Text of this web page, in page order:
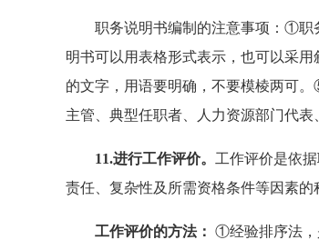
职务说明书编制的注意事项：①职
明书可以用表格形式表示，也可以采
的文字，用语要明确，不要模棱两可
主管、典型任职者、人力资源部门代
11.进行工作评价。 工作评价是依
责任、复杂性及所需资格条件等因素的
工作评价的方法： ①经验排序法，